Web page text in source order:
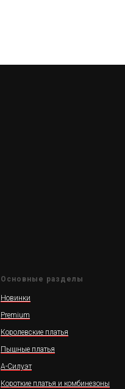
Основные разделы
Новинки
Premium
Королевские платья
Пышные платья
А-Силуэт
Короткие платья и комбинезоны